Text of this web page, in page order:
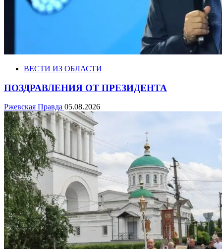
ВЕСТИ ИЗ ОБЛАСТИ
ПОЗДРАВЛЕНИЯ ОТ ПРЕЗИДЕНТА
Ржевская Правда 05.08.2026